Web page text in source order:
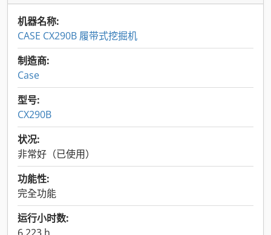
机器名称:
CASE CX290B 履带式挖掘机
制造商:
Case
型号:
CX290B
状况:
非常好（已使用）
功能性:
完全功能
运行小时数: